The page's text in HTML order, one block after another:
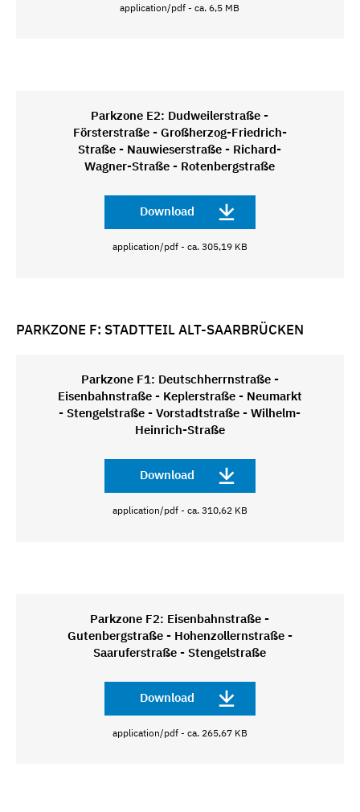
application/pdf - ca. 6,5 MB
Parkzone E2: Dudweilerstraße -
Försterstraße - Großherzog-Friedrich-
Straße - Nauwieserstraße - Richard-
Wagner-Straße - Rotenbergstraße
Download
application/pdf - ca. 305,19 KB
PARKZONE F: STADTTEIL ALT-SAARBRÜCKEN
Parkzone F1: Deutschherrnstraße -
Eisenbahnstraße - Keplerstraße - Neumarkt
- Stengelstraße - Vorstadtstraße - Wilhelm-
Heinrich-Straße
Download
application/pdf - ca. 310,62 KB
Parkzone F2: Eisenbahnstraße -
Gutenbergstraße - Hohenzollernstraße -
Saaruferstraße - Stengelstraße
Download
application/pdf - ca. 265,67 KB